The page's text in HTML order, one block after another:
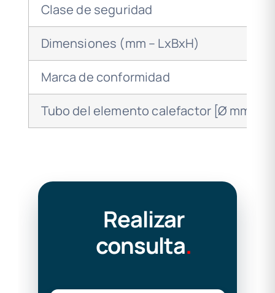
Clase de seguridad
Dimensiones (mm – LxBxH)
Marca de conformidad
Tubo del elemento calefactor [Ø mm]
Realizar
consulta.